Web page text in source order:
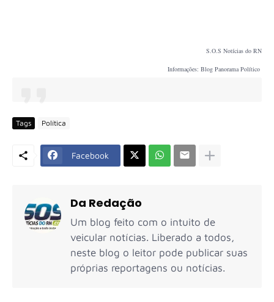
S.O.S Notícias do RN
Informações: Blog Panorama Político
Tags Política
Facebook
Da Redação
Um blog feito com o intuito de
veicular notícias. Liberado a todos,
neste blog o leitor pode publicar suas
próprias reportagens ou notícias.